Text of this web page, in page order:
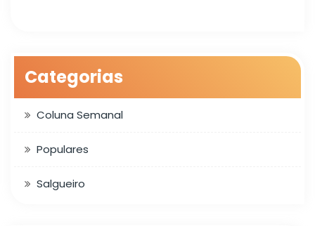
Categorias
Coluna Semanal
Populares
Salgueiro